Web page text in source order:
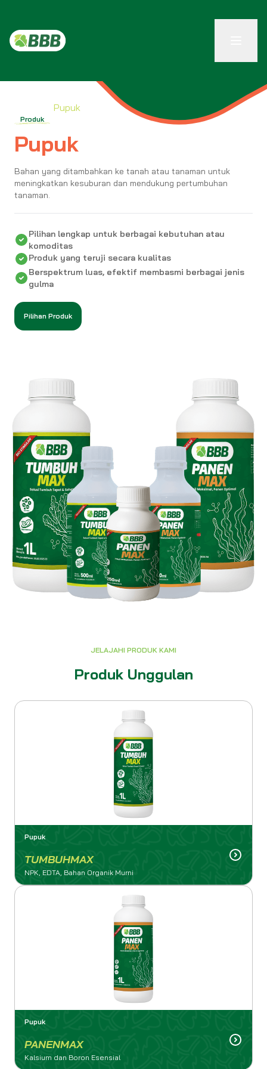
Pupuk
Produk
Pupuk
Bahan yang ditambahkan ke tanah atau tanaman untuk
meningkatkan kesuburan dan mendukung pertumbuhan
tanaman.
Pilihan lengkap untuk berbagai kebutuhan atau
komoditas
Produk yang teruji secara kualitas
Berspektrum luas, efektif membasmi berbagai jenis
gulma
Pilihan Produk
JELAJAHI PRODUK KAMI
Produk Unggulan
Pupuk
TUMBUHMAX
NPK, EDTA, Bahan Organik Murni
Pupuk
PANENMAX
Kalsium dan Boron Esensial